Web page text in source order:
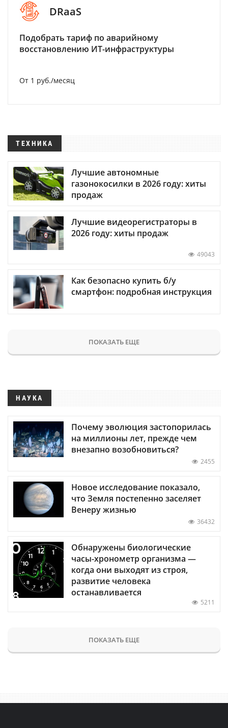
DRaaS
Подобрать тариф по аварийному
восстановлению ИТ-инфраструктуры
От 1 руб./месяц
ТЕХНИКА
Лучшие автономные
газонокосилки в 2026 году: хиты
продаж
Лучшие видеорегистраторы в
2026 году: хиты продаж
49043
Как безопасно купить б/у
смартфон: подробная инструкция
ПОКАЗАТЬ ЕЩЕ
НАУКА
Почему эволюция застопорилась
на миллионы лет, прежде чем
внезапно возобновиться?
2455
Новое исследование показало,
что Земля постепенно заселяет
Венеру жизнью
36432
Обнаружены биологические
часы-хронометр организма —
когда они выходят из строя,
развитие человека
останавливается
5211
ПОКАЗАТЬ ЕЩЕ